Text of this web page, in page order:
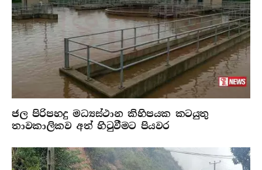
ජල පිරිපහදු මධ්‍යස්ථාන කිහිපයක කටයුතු
තාවකාලිකව අත් හිටුවීමට පියවර